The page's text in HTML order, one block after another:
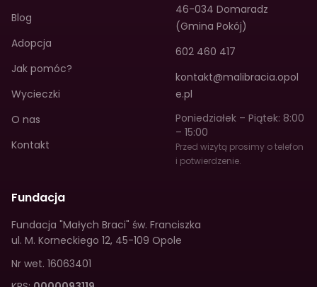
Blog
Adopcja
Jak pomóc?
Wycieczki
O nas
Kontakt
46-034 Domaradz
(Gmina Pokój)
602 460 417
kontakt@malibracia.opol
e.pl
Poniedziałek – Piątek: 8:00
– 15:00
Przed wizytą prosimy o telefon
i potwierdzenie.
Fundacja
Fundacja "Małych Braci" św. Franciszka
ul. M. Korneckiego 12, 45-109 Opole
Nr wet. 16063401